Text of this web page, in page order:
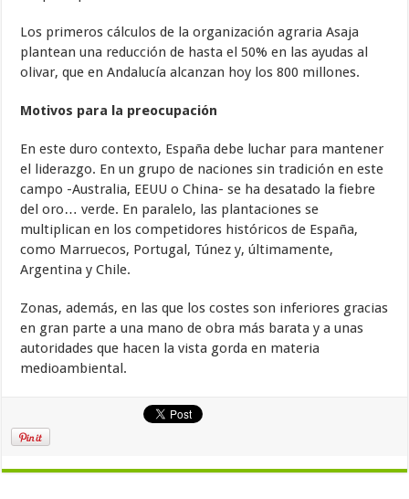
Los primeros cálculos de la organización agraria Asaja
plantean una reducción de hasta el 50% en las ayudas al
olivar, que en Andalucía alcanzan hoy los 800 millones.
Motivos para la preocupación
En este duro contexto, España debe luchar para mantener
el liderazgo. En un grupo de naciones sin tradición en este
campo -Australia, EEUU o China- se ha desatado la fiebre
del oro… verde. En paralelo, las plantaciones se
multiplican en los competidores históricos de España,
como Marruecos, Portugal, Túnez y, últimamente,
Argentina y Chile.
Zonas, además, en las que los costes son inferiores gracias
en gran parte a una mano de obra más barata y a unas
autoridades que hacen la vista gorda en materia
medioambiental.